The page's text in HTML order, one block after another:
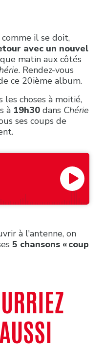
il se doit,
avec un nouvel
matin aux côtés
. Rendez-vous
ce 20ième album.
les choses à moitié,
à 19h30 dans Chérie
ses coups de
à l'antenne, on
5 chansons « coup